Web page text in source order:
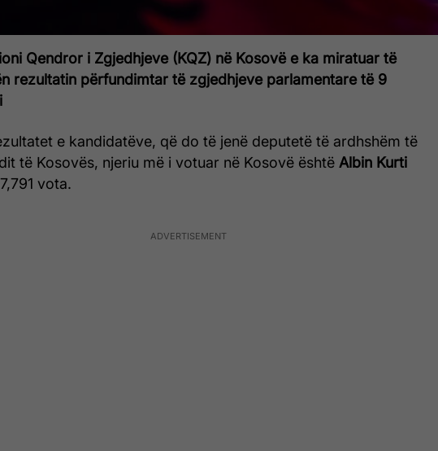
Qendror i Zgjedhjeve (KQZ) në Kosovë e ka miratuar të
rezultatin përfundimtar të zgjedhjeve parlamentare të 9
e kandidatëve, që do të jenë deputetë të ardhshëm të
të Kosovës, njeriu më i votuar në Kosovë është Albin Kurti
vota.